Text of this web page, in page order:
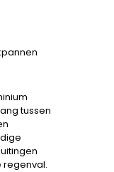
tussen
regenval.